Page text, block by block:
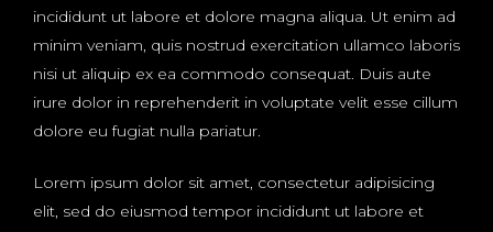
incididunt ut labore et dolore magna aliqua. Ut enim ad
minim veniam, quis nostrud exercitation ullamco laboris
nisi ut aliquip ex ea commodo consequat. Duis aute
irure dolor in reprehenderit in voluptate velit esse cillum
dolore eu fugiat nulla pariatur.
Lorem ipsum dolor sit amet, consectetur adipisicing
elit, sed do eiusmod tempor incididunt ut labore et